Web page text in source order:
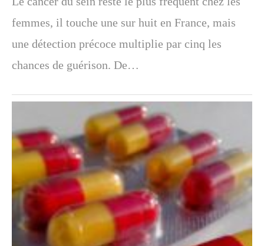
femmes, il touche une sur huit en France, mais
une détection précoce multiplie par cinq les
chances de guérison. De…